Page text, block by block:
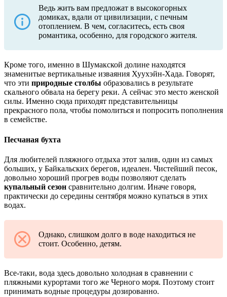
Ведь жить вам предложат в высокогорных
домиках, вдали от цивилизации, с печным
отоплением. В чем, согласитесь, есть своя
романтика, особенно, для городского жителя.
Кроме того, именно в Шумакской долине находятся
знаменитые вертикальные изваяния Хуухэйн-Хада. Говорят,
что эти природные столбы образовались в результате
скального обвала на берегу реки. А сейчас это место женской
силы. Именно сюда приходят представительницы
прекрасного пола, чтобы помолиться и попросить пополнения
в семействе.
Песчаная бухта
Для любителей пляжного отдыха этот залив, один из самых
больших, у Байкальских берегов, идеален. Чистейший песок,
довольно хороший прогрев воды позволяют сделать
купальный сезон сравнительно долгим. Иначе говоря,
практически до середины сентября можно купаться в этих
водах.
Однако, слишком долго в воде находиться не
стоит. Особенно, детям.
Все-таки, вода здесь довольно холодная в сравнении с
пляжными курортами того же Черного моря. Поэтому стоит
принимать водные процедуры дозированно.